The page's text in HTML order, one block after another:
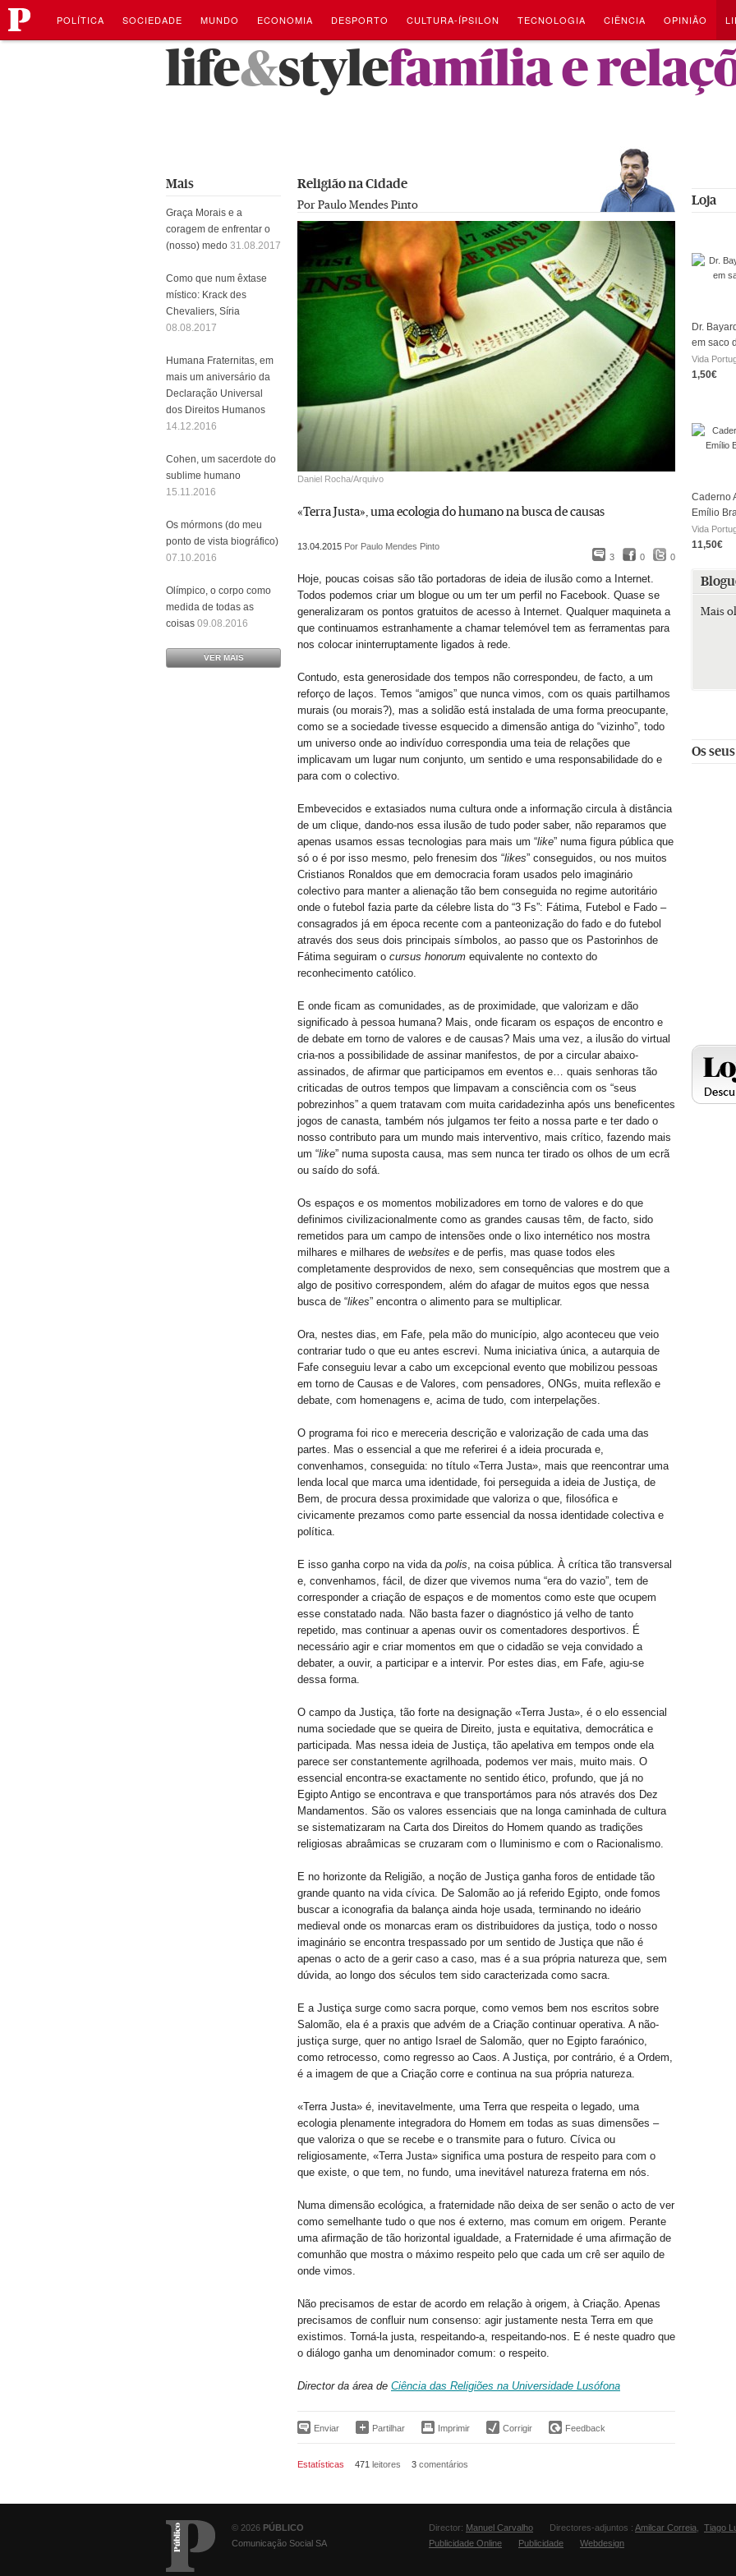
público
Navegação
para
o
POLÍTICA SOCIEDADE MUNDO ECONOMIA DESPORTO CULTURA-ÍPSILON TECNOLOGIA CIÊNCIA OPINIÃO
life&stylefamília e
Religião na Cidade
Por Paulo Mendes Pinto
Daniel Rocha/Arquivo
«Terra Justa», uma ecologia do humano na busca de causas
3 0 0
13.04.2015 Por Paulo Mendes Pinto
Hoje, poucas coisas são tão portadoras de ideia de ilusão como a Internet.
Todos podemos criar um blogue ou um ter um perfil no Facebook. Quase se
generalizaram os pontos gratuitos de acesso à Internet. Qualquer maquineta a
que continuamos estranhamente a chamar telemóvel tem as ferramentas para
nos colocar ininterruptamente ligados à rede.
Contudo, esta generosidade dos tempos não correspondeu, de facto, a um
reforço de laços. Temos “amigos” que nunca vimos, com os quais partilhamos
murais (ou morais?), mas a solidão está instalada de uma forma preocupante,
como se a sociedade tivesse esquecido a dimensão antiga do “vizinho”, todo
um universo onde ao indivíduo correspondia uma teia de relações que
implicavam um lugar num conjunto, um sentido e uma responsabilidade do e
para com o colectivo.
Embevecidos e extasiados numa cultura onde a informação circula à distância
de um clique, dando-nos essa ilusão de tudo poder saber, não reparamos que
apenas usamos essas tecnologias para mais um “like” numa figura pública que
só o é por isso mesmo, pelo frenesim dos “likes” conseguidos, ou nos muitos
Cristianos Ronaldos que em democracia foram usados pelo imaginário
colectivo para manter a alienação tão bem conseguida no regime autoritário
onde o futebol fazia parte da célebre lista do “3 Fs”: Fátima, Futebol e Fado –
consagrados já em época recente com a panteonização do fado e do futebol
através dos seus dois principais símbolos, ao passo que os Pastorinhos de
Fátima seguiram o cursus honorum equivalente no contexto do
reconhecimento católico.
E onde ficam as comunidades, as de proximidade, que valorizam e dão
significado à pessoa humana? Mais, onde ficaram os espaços de encontro e
de debate em torno de valores e de causas? Mais uma vez, a ilusão do virtual
cria-nos a possibilidade de assinar manifestos, de por a circular abaixo-
assinados, de afirmar que participamos em eventos e… quais senhoras tão
criticadas de outros tempos que limpavam a consciência com os “seus
pobrezinhos” a quem tratavam com muita caridadezinha após uns beneficentes
jogos de canasta, também nós julgamos ter feito a nossa parte e ter dado o
nosso contributo para um mundo mais interventivo, mais crítico, fazendo mais
um “like” numa suposta causa, mas sem nunca ter tirado os olhos de um ecrã
ou saído do sofá.
Os espaços e os momentos mobilizadores em torno de valores e do que
definimos civilizacionalmente como as grandes causas têm, de facto, sido
remetidos para um campo de intensões onde o lixo internético nos mostra
milhares e milhares de websites e de perfis, mas quase todos eles
completamente desprovidos de nexo, sem consequências que mostrem que a
algo de positivo correspondem, além do afagar de muitos egos que nessa
busca de “likes” encontra o alimento para se multiplicar.
Ora, nestes dias, em Fafe, pela mão do município, algo aconteceu que veio
contrariar tudo o que eu antes escrevi. Numa iniciativa única, a autarquia de
Fafe conseguiu levar a cabo um excepcional evento que mobilizou pessoas
em torno de Causas e de Valores, com pensadores, ONGs, muita reflexão e
debate, com homenagens e, acima de tudo, com interpelações.
O programa foi rico e mereceria descrição e valorização de cada uma das
partes. Mas o essencial a que me referirei é a ideia procurada e,
convenhamos, conseguida: no título «Terra Justa», mais que reencontrar uma
lenda local que marca uma identidade, foi perseguida a ideia de Justiça, de
Bem, de procura dessa proximidade que valoriza o que, filosófica e
civicamente prezamos como parte essencial da nossa identidade colectiva e
política.
E isso ganha corpo na vida da polis , na coisa pública. À crítica tão transversal
e, convenhamos, fácil, de dizer que vivemos numa “era do vazio”, tem de
corresponder a criação de espaços e de momentos como este que ocupem
esse constatado nada. Não basta fazer o diagnóstico já velho de tanto
repetido, mas continuar a apenas ouvir os comentadores desportivos. É
necessário agir e criar momentos em que o cidadão se veja convidado a
debater, a ouvir, a participar e a intervir. Por estes dias, em Fafe, agiu-se
dessa forma.
O campo da Justiça, tão forte na designação «Terra Justa», é o elo essencial
numa sociedade que se queira de Direito, justa e equitativa, democrática e
participada. Mas nessa ideia de Justiça, tão apelativa em tempos onde ela
parece ser constantemente agrilhoada, podemos ver mais, muito mais. O
essencial encontra-se exactamente no sentido ético, profundo, que já no
Egipto Antigo se encontrava e que transportámos para nós através dos Dez
Mandamentos. São os valores essenciais que na longa caminhada de cultura
se sistematizaram na Carta dos Direitos do Homem quando as tradições
religiosas abraâmicas se cruzaram com o Iluminismo e com o Racionalismo.
E no horizonte da Religião, a noção de Justiça ganha foros de entidade tão
grande quanto na vida cívica. De Salomão ao já referido Egipto, onde fomos
buscar a iconografia da balança ainda hoje usada, terminando no ideário
medieval onde os monarcas eram os distribuidores da justiça, todo o nosso
imaginário se encontra trespassado por um sentido de Justiça que não é
apenas o acto de a gerir caso a caso, mas é a sua própria natureza que, sem
dúvida, ao longo dos séculos tem sido caracterizada como sacra.
E a Justiça surge como sacra porque, como vemos bem nos escritos sobre
Salomão, ela é a praxis que advém de a Criação continuar operativa. A não-
justiça surge, quer no antigo Israel de Salomão, quer no Egipto faraónico,
como retrocesso, como regresso ao Caos. A Justiça, por contrário, é a Ordem,
é a imagem de que a Criação corre e continua na sua própria natureza.
«Terra Justa» é, inevitavelmente, uma Terra que respeita o legado, uma
ecologia plenamente integradora do Homem em todas as suas dimensões –
que valoriza o que se recebe e o transmite para o futuro. Cívica ou
religiosamente, «Terra Justa» significa uma postura de respeito para com o
que existe, o que tem, no fundo, uma inevitável natureza fraterna em nós.
Numa dimensão ecológica, a fraternidade não deixa de ser senão o acto de ver
como semelhante tudo o que nos é externo, mas comum em origem. Perante
uma afirmação de tão horizontal igualdade, a Fraternidade é uma afirmação de
comunhão que mostra o máximo respeito pelo que cada um crê ser aquilo de
onde vimos.
Não precisamos de estar de acordo em relação à origem, à Criação. Apenas
precisamos de confluir num consenso: agir justamente nesta Terra em que
existimos. Torná-la justa, respeitando-a, respeitando-nos. E é neste quadro que
o diálogo ganha um denominador comum: o respeito.
Director da área de Ciência das Religiões na Universidade Lusófona
Enviar Partilhar Imprimir Corrigir Feedback
Estatísticas 471 leitores 3 comentários
Mais
Graça Morais e a
coragem de enfrentar o
(nosso) medo 31.08.2017
Como que num êxtase
místico: Krack des
Chevaliers, Síria
08.08.2017
Humana Fraternitas, em
mais um aniversário da
Declaração Universal
dos Direitos Humanos
14.12.2016
Cohen, um sacerdote do
sublime humano
15.11.2016
Os mórmons (do meu
ponto de vista biográfico)
07.10.2016
Olímpico, o corpo como
medida de todas as
coisas 09.08.2016
VER MAIS
Loja
Dr.
em saco
Vida
1,50€
Caderno
Emílio
Vida
11,50€
Mais
Os
© 2026 PÚBLICO
Comunicação Social SA
Director: Manuel Carvalho Directores-adjuntos : Amilcar Correia
Tiago
Publicidade Online
Publicidade Webdesign